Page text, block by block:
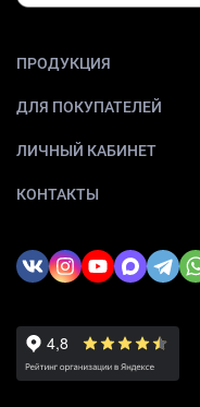
ПРОДУКЦИЯ
ДЛЯ ПОКУПАТЕЛЕЙ
ЛИЧНЫЙ КАБИНЕТ
КОНТАКТЫ